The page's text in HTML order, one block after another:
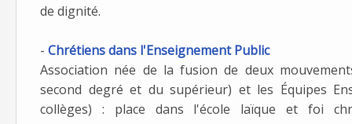
de dignité.
- Chrétiens dans l'Enseignement Public
Association née de la fusion de deux
second degré et du supérieur) et les Équipes
collèges) : place dans l'école laïque et foi